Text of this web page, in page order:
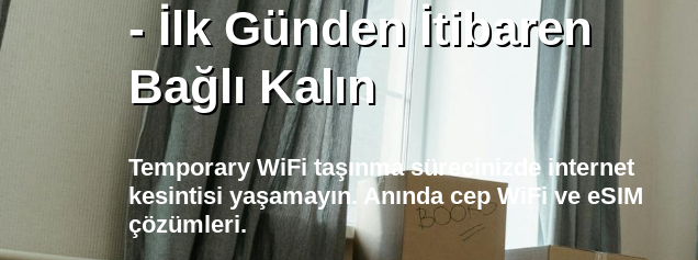
- İlk Günden İtibaren
Bağlı Kalın
Temporary WiFi taşınma sürecinizde internet
kesintisi yaşamayın. Anında cep WiFi ve eSIM
çözümleri.